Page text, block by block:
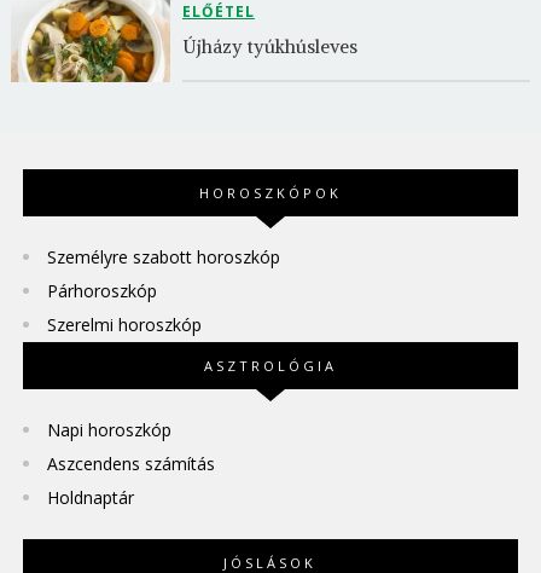
ELŐÉTEL
Újházy tyúkhúsleves
HOROSZKÓPOK
Személyre szabott horoszkóp
Párhoroszkóp
Szerelmi horoszkóp
ASZTROLÓGIA
Napi horoszkóp
Aszcendens számítás
Holdnaptár
JÓSLÁSOK